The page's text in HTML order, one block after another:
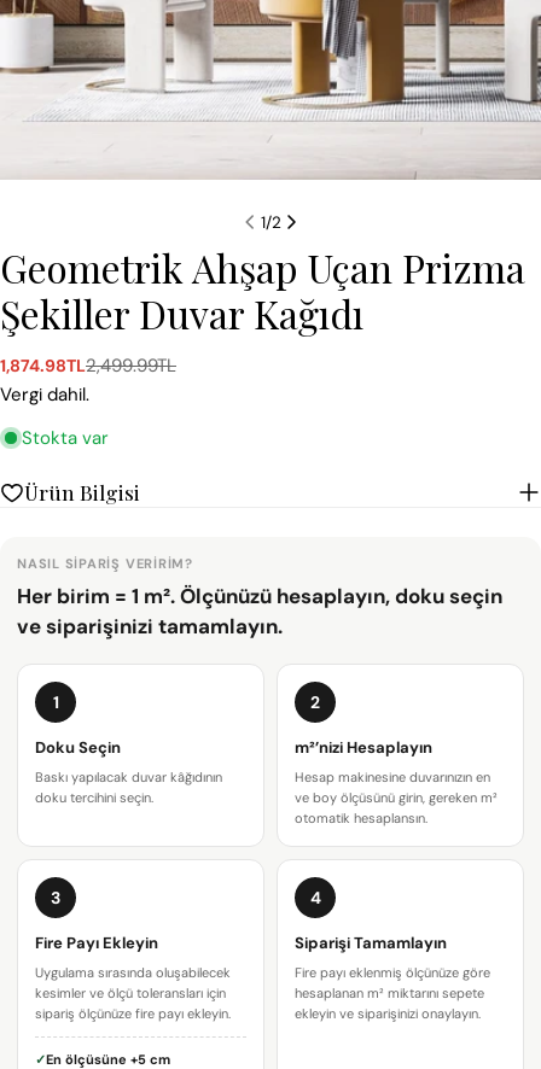
1/2
Geometrik Ahşap Uçan Prizma
Şekiller Duvar Kağıdı
Satış
ücreti
1,874.98TL
Normal
fiyat
2,499.99TL
Vergi dahil.
Stokta var
Ürün Bilgisi
NASIL SIPARIŞ VERIRIM?
Her birim = 1 m². Ölçünüzü hesaplayın, doku seçin
ve siparişinizi tamamlayın.
1
Doku Seçin
Baskı yapılacak duvar kâğıdının
doku tercihini seçin.
2
m²’nizi Hesaplayın
Hesap makinesine duvarınızın en
ve boy ölçüsünü girin, gereken m²
otomatik hesaplansın.
3
Fire Payı Ekleyin
Uygulama sırasında oluşabilecek
kesimler ve ölçü toleransları için
sipariş ölçünüze fire payı ekleyin.
✓En ölçüsüne +5 cm
4
Siparişi Tamamlayın
Fire payı eklenmiş ölçünüze göre
hesaplanan m² miktarını sepete
ekleyin ve siparişinizi onaylayın.
Bu ürünü paylaş
Bir soru sor
posta
adresiniz
Telefonunuz